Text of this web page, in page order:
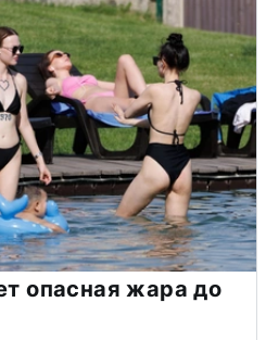
опасная жара до